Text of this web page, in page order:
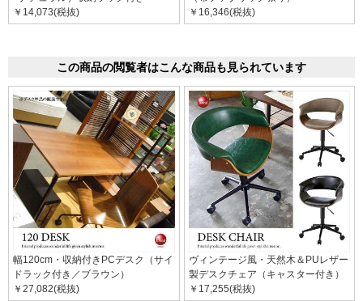
￥14,073(税抜)
￥16,346(税抜)
この商品の閲覧者はこんな商品も見られています
幅120cm・収納付きPCデスク（サイ
ドラック付き／ブラウン）
￥27,082(税抜)
ヴィンテージ風・天然木＆PUレザー
製デスクチェア（キャスター付き）
￥17,255(税抜)